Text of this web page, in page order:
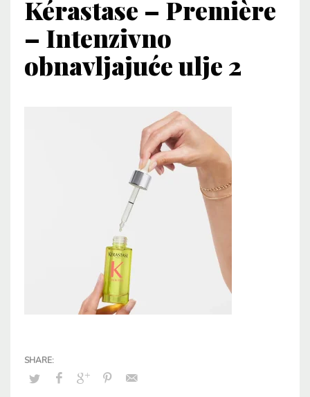
Kérastase – Première
– Intenzivno
obnavljajuće ulje 2